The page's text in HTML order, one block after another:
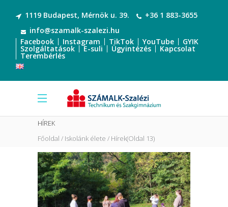
1119 Budapest, Mérnök u. 39.
+36 1 883-3655
info@szamalk-szalezi.hu
Facebook
Instagram TikTok YouTube GYIK
Szolgáltatások E-suli Ügyintézés Kapcsolat
Terembérlés
HÍREK
Főoldal Iskolánk élete Hírek(Oldal 13)